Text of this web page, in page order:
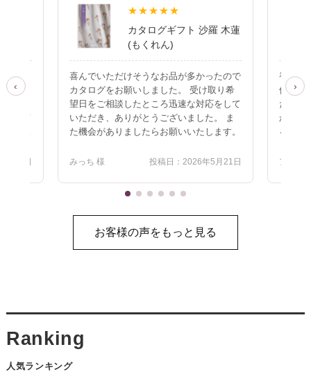
‹
き、
受け
ばせて
るカタ
月11日
★★★★★
カタログギフト 沙羅 木蓮
(もくれん)
喜んでいただけそうなお品が多かったので
カタログをお願いしました。 受け取り希
望日をご相談したところ迅速な対応をして
いただき、ありがとうございました。 ま
た機会がありましたらお願いいたします。
みっち 様 投稿日：2026年5月21日
香典返
儀から
だった
かず、
るとい
で、安
す。
アトム
›
お客様の声をもっと見る
人気ランキング